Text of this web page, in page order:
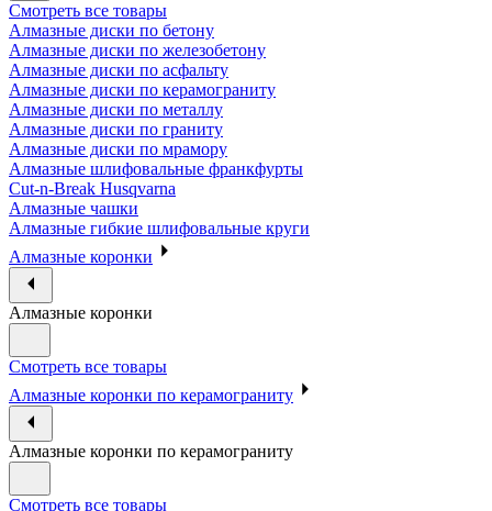
Смотреть все товары
Алмазные диски по бетону
Алмазные диски по железобетону
Алмазные диски по асфальту
Алмазные диски по керамограниту
Алмазные диски по металлу
Алмазные диски по граниту
Алмазные диски по мрамору
Алмазные шлифовальные франкфурты
Cut-n-Break Husqvarna
Алмазные чашки
Алмазные гибкие шлифовальные круги
Алмазные коронки
Алмазные коронки
Смотреть все товары
Алмазные коронки по керамограниту
Алмазные коронки по керамограниту
Смотреть все товары